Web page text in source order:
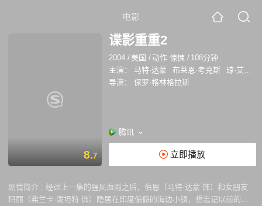
电影
8.7
谍影重重2
2004 / 美国 / 动作 惊悚 / 108分钟
主演：
马特·达蒙 布莱恩·考克斯 琼·艾伦
导演：
保罗·格林格拉斯
腾讯
立即播放
剧情简介 : 经过上一集的腥风血雨之后，伯恩（马特·达蒙 饰）和女朋友
玛丽（弗兰卡·泼坦特 饰）隐居在印度偏僻的海边小镇，想忘记以前的生